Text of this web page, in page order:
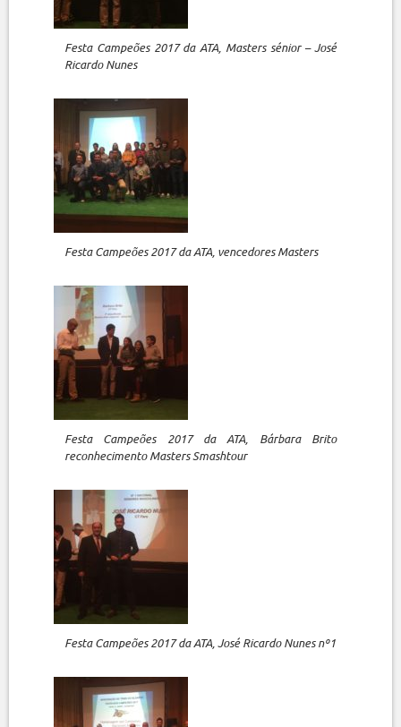
Festa Campeões 2017 da ATA, Masters sénior – José
Ricardo Nunes
Festa Campeões 2017 da ATA, vencedores Masters
Festa Campeões 2017 da ATA, Bárbara Brito
reconhecimento Masters Smashtour
Festa Campeões 2017 da ATA, José Ricardo Nunes nº1